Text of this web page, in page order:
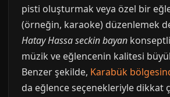
pisti oluşturmak veya özel bir
(örneğin, karaoke) düzenlemek
Hatay Hassa seckin bayan
müzik ve eğlencenin kalitesi
Benzer şekilde, Karabük
da eğlence seçenekleriyle dikkat